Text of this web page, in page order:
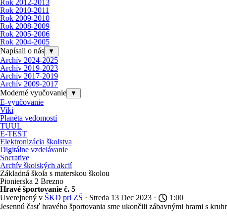
Rok 2012-2013
Rok 2010-2011
Rok 2009-2010
Rok 2008-2009
Rok 2005-2006
Rok 2004-2005
Napísali o nás
▼
Archív 2024-2025
Archív 2019-2023
Archív 2017-2019
Archív 2009-2017
Moderné vyučovanie
▼
E-vyučovanie
Viki
Planéta vedomostí
TUUL
E-TEST
Elektronizácia školstva
Digitálne vzdelávanie
Socrative
Archív školských akcií
Základná škola s materskou školou
Pionierska 2 Brezno
Hravé športovanie č. 5
Uverejnený v ŠKD pri ZŠ · Streda 13 Dec 2023 ·
1:00
Jesennú časť hravého športovania sme ukončili zábavnými hrami s